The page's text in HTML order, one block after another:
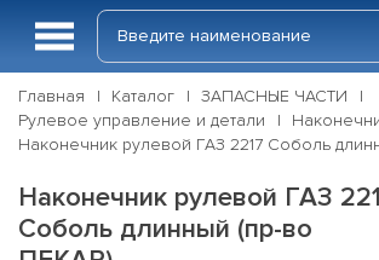
Главная Каталог
ЗАПАСНЫЕ ЧАСТИ
Рулевое управление и детали
Наконечник рулевой ГАЗ 2217 Соболь
Наконечник рулевой ГАЗ
Соболь длинный (пр-во